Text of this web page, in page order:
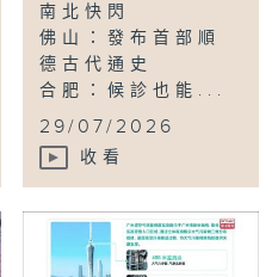
南北快閃
佛山：發布首部順
德古代通史
合肥：候診也能...
29/07/2026
收看